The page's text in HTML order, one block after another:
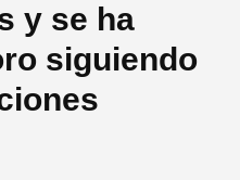
y se ha
siguiendo